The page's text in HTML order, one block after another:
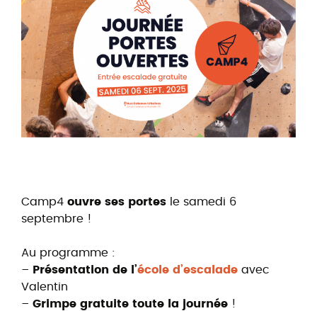
Camp4 ouvre ses portes le samedi 6
septembre !
Au programme :
–
Présentation de l’école d’escalade avec
Valentin
– Grimpe gratuite toute la journée !